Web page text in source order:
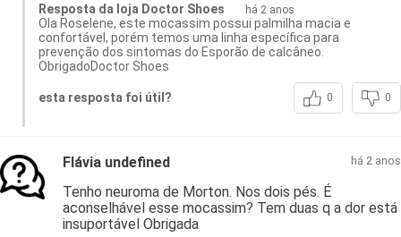
Resposta da loja Doctor Shoes há 2 anos
Ola Roselene, este mocassim possui palmilha macia e
confortável, porém temos uma linha específica para
prevenção dos sintomas do Esporão de calcâneo.
ObrigadoDoctor Shoes
esta resposta foi útil? 0 0
Flávia undefined há 2 anos
Tenho neuroma de Morton. Nos dois pés. É
aconselhável esse mocassim? Tem duas q a dor está
insuportável Obrigada